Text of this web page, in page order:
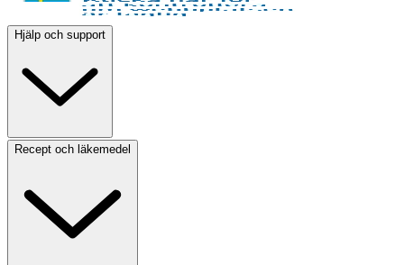
Hjälp och support
Recept och läkemedel